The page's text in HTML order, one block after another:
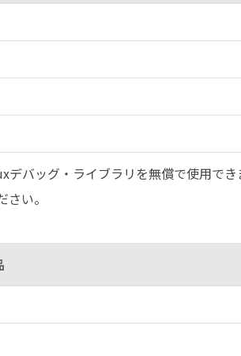
バッグ・ライブラリを無償で使用でき
い。